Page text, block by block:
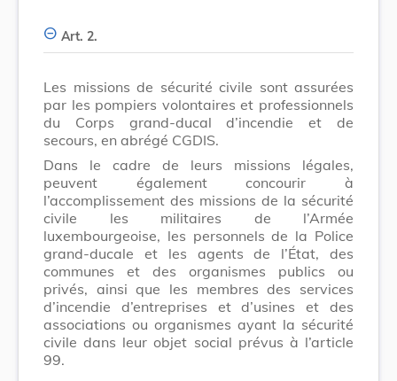
Art. 2.
Les missions de sécurité civile sont assurées
par les pompiers volontaires et professionnels
du Corps grand-ducal d’incendie et de
secours, en abrégé CGDIS.
Dans le cadre de leurs missions légales,
peuvent également concourir à
l’accomplissement des missions de la sécurité
civile les militaires de l’Armée
luxembourgeoise, les personnels de la Police
grand-ducale et les agents de l’État, des
communes et des organismes publics ou
privés, ainsi que les membres des services
d’incendie d’entreprises et d’usines et des
associations ou organismes ayant la sécurité
civile dans leur objet social prévus à l’article
99.